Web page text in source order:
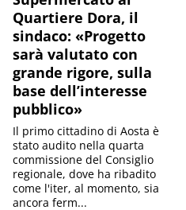
Quartiere Dora, il
sindaco: «Progetto
sarà valutato con
grande rigore, sulla
base dell’interesse
pubblico»
Il primo cittadino di Aosta è
stato audito nella quarta
commissione del Consiglio
regionale, dove ha ribadito
come l'iter, al momento, sia
ancora ferm...